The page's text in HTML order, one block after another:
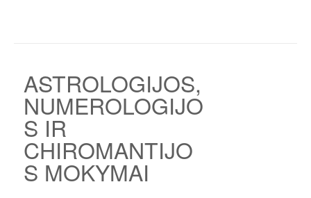
ASTROLOGIJOS,
NUMEROLOGIJO
S IR
CHIROMANTIJO
S MOKYMAI